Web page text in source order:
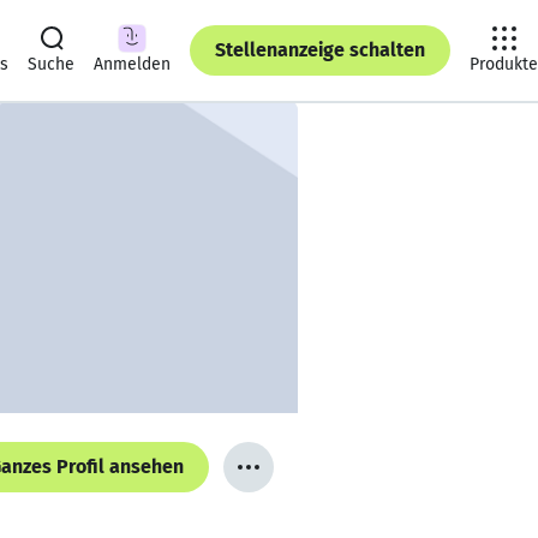
Suche Anmelden
Stellenanzeige schalten
Produkte
Profil ansehen